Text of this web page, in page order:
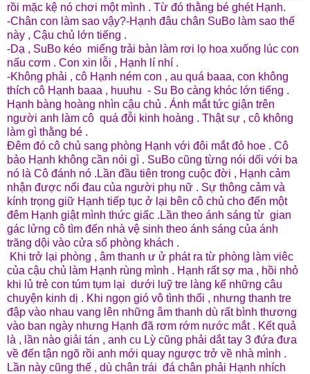
rồi mặc kệ nó chơi một mình . Từ đó thằng bé ghét Hạnh.
-Chân con làm sao vậy?-Hạnh đâu chân SuBo làm sao thế
này , Cậu chủ lớn tiếng .
-Dạ , SuBo kéo miếng trải bàn làm rơi lọ hoa xuống lúc con
nấu cơm . Con xin lỗi , Hạnh lí nhí .
-Không phải , cô Hạnh ném con , au quá baaa, con không
thích cô Hạnh baaa , huuhu - Su Bo càng khóc lớn tiếng .
Hạnh bàng hoàng nhìn cậu chủ . Ánh mắt tức giận trên
người anh làm cô quá đỗi kinh hoàng . Thật sự , cô không
làm gì thằng bé .
Đêm đó cô chủ sang phòng Hạnh với đôi mắt đỏ hoe . Cô
bảo Hạnh không cần nói gì . SuBo cũng từng nói dối với ba
nó là Cô đánh nó .Lần đầu tiên trong cuộc đời , Hạnh cảm
nhận được nổi đau của người phụ nữ . Sự thông cảm và
kính trọng giữ Hạnh tiếp tục ở lại bên cô chủ cho đến một
đêm Hạnh giật mình thức giấc .Lần theo ánh sáng từ gian
gác lửng cô tìm đến nhà vệ sinh theo ánh sáng của ánh
trăng dội vào cửa sổ phòng khách .
Khi trở lại phòng , âm thanh ư ử phát ra từ phòng làm viêc
của cậu chủ làm Hạnh rùng mình . Hạnh rất sợ ma , hồi nhỏ
khi lủ trẻ con túm tụm lại dưới luỹ tre làng kể những câu
chuyện kinh dị . Khi ngọn gió vô tình thổi , nhưng thanh tre
đập vào nhau vang lên những âm thanh dù rất bình thương
vào ban ngày nhưng Hạnh đã rơm rớm nước mắt . Kết quả
là , lần nào giải tán , anh cu Lỳ cũng phải dắt tay 3 đứa đưa
về đến tận ngõ rồi anh mới quay ngược trở về nhà mình .
Lần này cũng thế , dù chân trái đá chân phải Hạnh nhích